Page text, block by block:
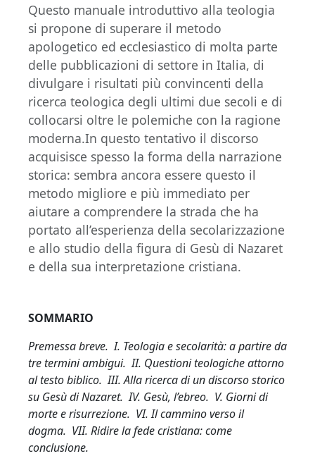
Questo manuale introduttivo alla teologia
si propone di superare il metodo
apologetico ed ecclesiastico di molta parte
delle pubblicazioni di settore in Italia, di
divulgare i risultati più convincenti della
ricerca teologica degli ultimi due secoli e di
collocarsi oltre le polemiche con la ragione
moderna.In questo tentativo il discorso
acquisisce spesso la forma della narrazione
storica: sembra ancora essere questo il
metodo migliore e più immediato per
aiutare a comprendere la strada che ha
portato all’esperienza della secolarizzazione
e allo studio della figura di Gesù di Nazaret
e della sua interpretazione cristiana.
SOMMARIO
Premessa breve. I. Teologia e secolarità: a partire da
tre termini ambigui. II. Questioni teologiche attorno
al testo biblico. III. Alla ricerca di un discorso storico
su Gesù di Nazaret. IV. Gesù, l’ebreo. V. Giorni di
morte e risurrezione. VI. Il cammino verso il
dogma. VII. Ridire la fede cristiana: come
conclusione.